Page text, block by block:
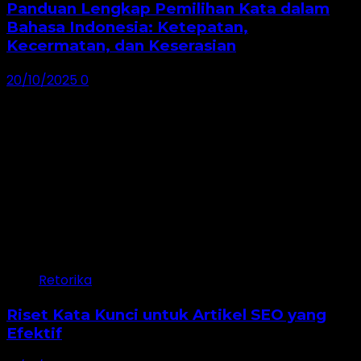
Panduan Lengkap Pemilihan Kata dalam
Bahasa Indonesia: Ketepatan,
Kecermatan, dan Keserasian
20/10/20250
Retorika
Riset Kata Kunci untuk Artikel SEO yang
Efektif